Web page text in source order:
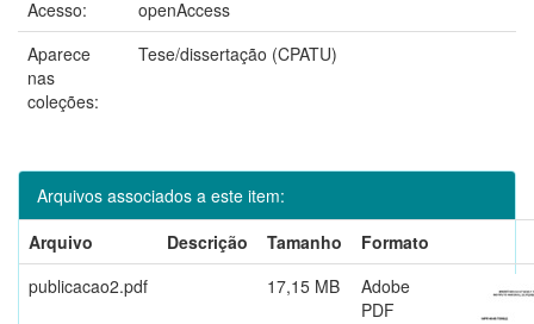
Acesso:
openAccess
Aparece
nas
coleções:
Tese/dissertação (CPATU)
Arquivos associados a este item:
Arquivo
Descrição Tamanho
Formato
publicacao2.pdf
17,15 MB
Adobe
PDF